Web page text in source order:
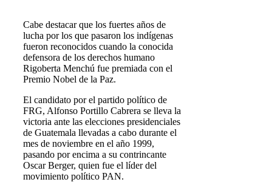
Cabe destacar que los fuertes años de
lucha por los que pasaron los indígenas
fueron reconocidos cuando la conocida
defensora de los derechos humano
Rigoberta Menchú fue premiada con el
Premio Nobel de la Paz.
El candidato por el partido político de
FRG, Alfonso Portillo Cabrera se lleva la
victoria ante las elecciones presidenciales
de Guatemala llevadas a cabo durante el
mes de noviembre en el año 1999,
pasando por encima a su contrincante
Oscar Berger, quien fue el líder del
movimiento político PAN.